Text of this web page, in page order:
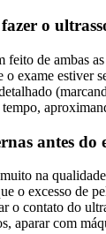
o
de ambas
exame estiver
antes do
na
o excesso de
o contato do
aparar com